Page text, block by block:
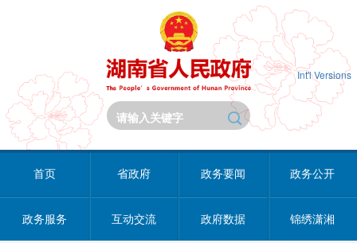
Int'l Versions
首页 省政府 政务要闻 政务公开
政务服务 互动交流 政府数据 锦绣潇湘